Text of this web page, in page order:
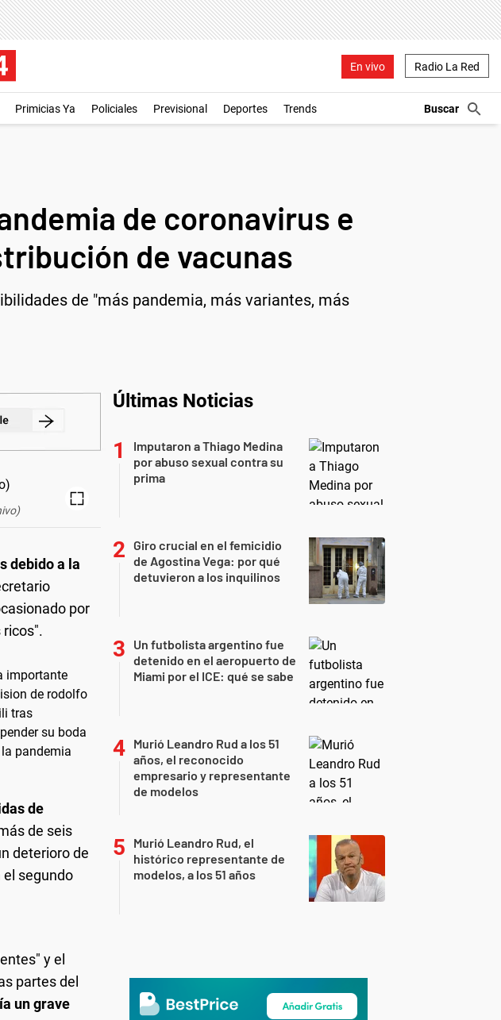
En vivo Radio La Red
Primicias Ya Policiales Previsional Deportes Trends
de coronavirus e
de vacunas
de "más pandemia, más variantes, más
debido a la
por
ricos".
de
de seis
deterioro de
el segundo
y el
partes del
un grave
Últimas Noticias
Imputaron a Thiago Medina
por abuso sexual contra su
prima
Giro crucial en el femicidio
de Agostina Vega: por qué
detuvieron a los inquilinos
Un futbolista argentino fue
detenido en el aeropuerto de
Miami por el ICE: qué se sabe
Murió Leandro Rud a los 51
años, el reconocido
empresario y representante
de modelos
Murió Leandro Rud, el
histórico representante de
modelos, a los 51 años